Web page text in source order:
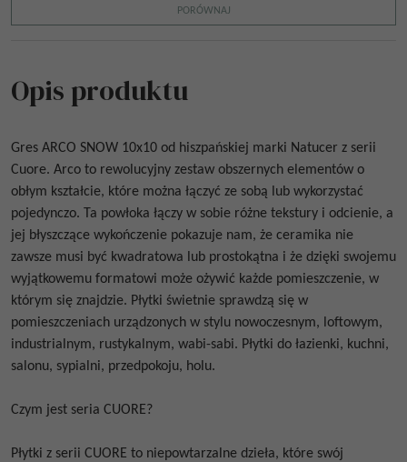
PORÓWNAJ
Opis produktu
Gres ARCO SNOW 10x10 od hiszpańskiej marki Natucer z serii
Cuore. Arco to rewolucyjny zestaw obszernych elementów o
obłym kształcie, które można łączyć ze sobą lub wykorzystać
pojedynczo. Ta powłoka łączy w sobie różne tekstury i odcienie, a
jej błyszczące wykończenie pokazuje nam, że ceramika nie
zawsze musi być kwadratowa lub prostokątna i że dzięki swojemu
wyjątkowemu formatowi może ożywić każde pomieszczenie, w
którym się znajdzie. Płytki świetnie sprawdzą się w
pomieszczeniach urządzonych w stylu nowoczesnym, loftowym,
industrialnym, rustykalnym, wabi-sabi. Płytki do łazienki, kuchni,
salonu, sypialni, przedpokoju, holu.
Czym jest seria CUORE?
Płytki z serii CUORE to niepowtarzalne dzieła, które swój